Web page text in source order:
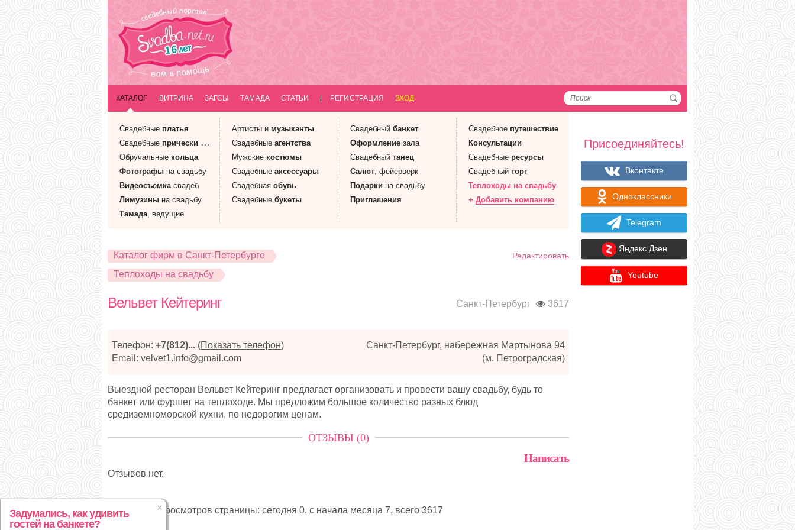
КАТАЛОГ ВИТРИНА ЗАГСЫ ТАМАДА СТАТЬИ РЕГИСТРАЦИЯ ВХОД
Свадебные платья
Свадебные прически
Обручальные кольца
Фотографы на свадьбу
Видеосъемкасвадеб
Лимузины на свадьбу
Тамада, ведущие
Артисты и музыканты
Свадебные агентства
Мужские костюмы
Свадебные аксессуары
Свадебная обувь
Свадебные букеты
Свадебный банкет
Оформление зала
Свадебный танец
Салют, фейерверк
Подарки на свадьбу
Приглашения
Свадебное путешествие
Консультации
Свадебные ресурсы
Свадебный торт
Теплоходы на свадьбу
+ Добавить компанию
Редактировать
Каталог фирм в Санкт-Петербурге
Теплоходы на свадьбу
Санкт-Петербург 3617
Вельвет Кейтеринг
Телефон: +7(812)... (Показать телефон)
Email: velvet1.info@gmail.com
Санкт-Петербург, набережная Мартынова 94
(м. Петроградская)
Выездной ресторан Вельвет Кейтеринг предлагает организовать и провести вашу свадьбу, будь то
банкет или фуршет на теплоходе. Мы предложим большое количество разных блюд
средиземноморской кухни, по недорогим ценам.
ОТЗЫВЫ (0)
Написать
Отзывов нет.
Статистика просмотров страницы: сегодня 0, с начала месяца 7, всего 3617
Задумались, как удивить
гостей на банкете?
Присоединяйтесь!
Вконтакте
Одноклассники
Telegram
Яндекс.Дзен
Youtube